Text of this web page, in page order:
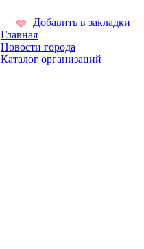
Добавить в закладки
Главная
Новости города
Каталог организаций